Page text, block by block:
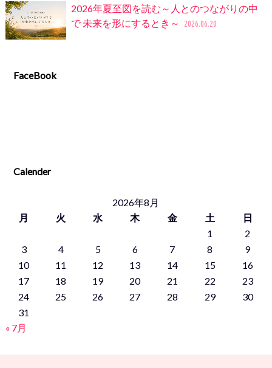
2026年夏至図を読む～人とのつながりの中
で 未来を形にするとき～
2026.06.20
FaceBook
Calender
2026年8月
月
火 水 木 金 土
日
1
2
3
4 5 6 7 8
9
10
11 12 13 14 15
16
17
18 19 20 21 22
23
24
25 26 27 28 29
30
31
« 7月